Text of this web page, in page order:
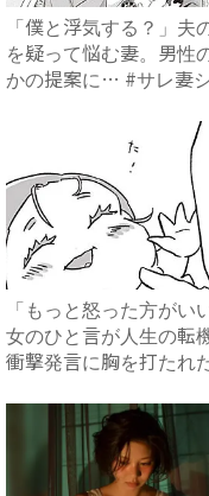
「僕と浮気する？」夫
を疑って悩む妻。男性
かの提案に… #サレ妻
「もっと怒った方がい
女のひと言が人生の転
衝撃発言に胸を打たれ